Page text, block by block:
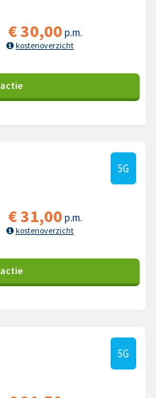
€30,00 p.m.
kostenoverzicht
actie
5G
€31,00 p.m.
kostenoverzicht
actie
5G